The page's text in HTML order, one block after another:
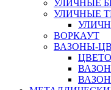
УЛИЧНЫЕ
УЛИЧНЫЕ
ВОРКАУТ
ВАЗОНЫ-